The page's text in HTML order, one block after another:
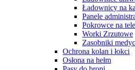
Ładownicy na
Panele
Pokrowce na
Worki Zrzutowe
Zasobniki
Ochrona kolan i łokci
Osłona na hełm